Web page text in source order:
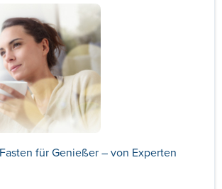
für Genießer – von Experten